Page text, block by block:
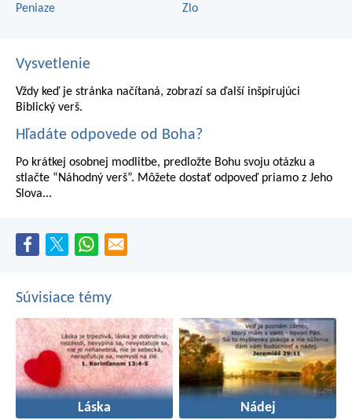
Peniaze
Zlo
Vysvetlenie
Vždy keď je stránka načítaná, zobrazí sa ďalší inšpirujúci
Biblický verš.
Hľadáte odpovede od Boha?
Po krátkej osobnej modlitbe, predložte Bohu svoju otázku a
stlačte “Náhodný verš”. Môžete dostať odpoveď priamo z Jeho
Slova...
Súvisiace témy
Láska Nádej